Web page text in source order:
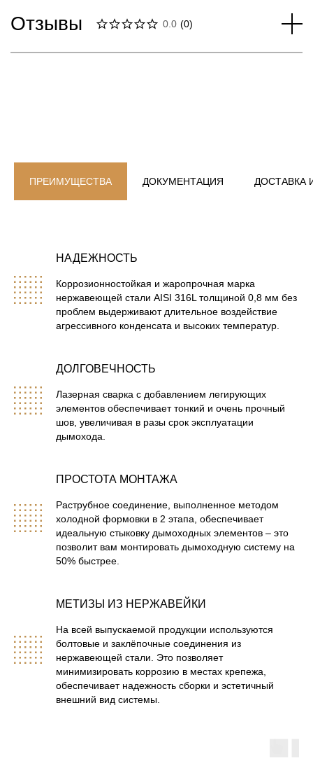
Отзывы 0.0 (0)
ПРЕИМУЩЕСТВА ДОКУМЕНТАЦИЯ ДОСТАВКА
НАДЕЖНОСТЬ
Коррозионностойкая и жаропрочная марка
нержавеющей стали AISI 316L толщиной 0,8 мм без
проблем выдерживают длительное воздействие
агрессивного конденсата и высоких температур.
ДОЛГОВЕЧНОСТЬ
Лазерная сварка с добавлением легирующих
элементов обеспечивает тонкий и очень прочный
шов, увеличивая в разы срок эксплуатации
дымохода.
ПРОСТОТА МОНТАЖА
Раструбное соединение, выполненное методом
холодной формовки в 2 этапа, обеспечивает
идеальную стыковку дымоходных элементов – это
позволит вам монтировать дымоходную систему на
50% быстрее.
МЕТИЗЫ ИЗ НЕРЖАВЕЙКИ
На всей выпускаемой продукции используются
болтовые и заклёпочные соединения из
нержавеющей стали. Это позволяет
минимизировать коррозию в местах крепежа,
обеспечивает надежность сборки и эстетичный
внешний вид системы.